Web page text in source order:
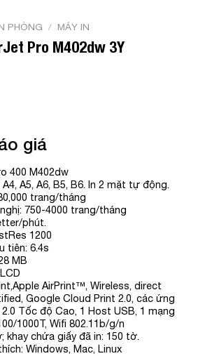
PHÒNG / MÁY IN
Pro M402dw 3Y
giá
400 M402dw
A5, A6, B5, B6. In 2 mặt tự động.
trang/tháng
750-4000 trang/tháng
phút.
1200
tiên: 6.4s
MB
AirPrint™, Wireless, direct
Google Cloud Print 2.0, các ứng
Tốc độ Cao, 1 Host USB, 1 mạng
1000T, Wifi 802.11b/g/n
khay chứa giấy đã in: 150 tờ.
Windows, Mac, Linux